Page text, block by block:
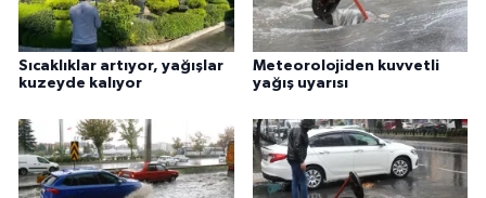
Sıcaklıklar artıyor, yağışlar
kuzeyde kalıyor
Meteorolojiden kuvvetli
yağış uyarısı